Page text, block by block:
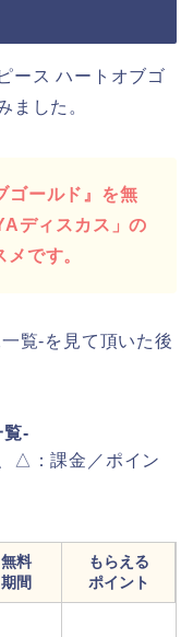
ース ハートオブゴ
ました。
ゴールド』を無
ディスカス」の
です。
覧-を見て頂いた後
覧-
△：課金／ポイン
無料
期間
もらえる
ポイント